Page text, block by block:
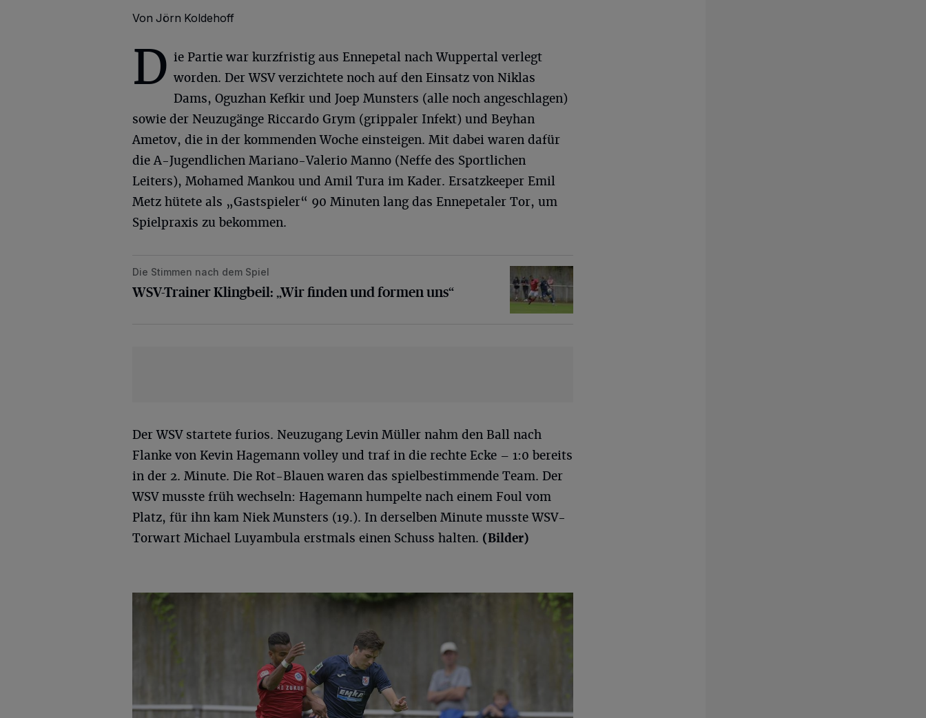
Von Jörn Koldehoff
D ie Partie war kurzfristig aus Ennepetal nach Wuppertal verlegt
worden. Der WSV verzichtete noch auf den Einsatz von Niklas
Dams, Oguzhan Kefkir und Joep Munsters (alle noch angeschlagen)
sowie der Neuzugänge Riccardo Grym (grippaler Infekt) und Beyhan
Ametov, die in der kommenden Woche einsteigen. Mit dabei waren dafür
die A-Jugendlichen Mariano-Valerio Manno (Neffe des Sportlichen
Leiters), Mohamed Mankou und Amil Tura im Kader. Ersatzkeeper Emil
Metz hütete als „Gastspieler“ 90 Minuten lang das Ennepetaler Tor, um
Spielpraxis zu bekommen.
WSV-Trainer Klingbeil: „Wir finden und formen uns“
Die Stimmen nach dem Spiel
WSV-Trainer Klingbeil: „Wir finden und formen uns“
Der WSV startete furios. Neuzugang Levin Müller nahm den Ball nach
Flanke von Kevin Hagemann volley und traf in die rechte Ecke – 1:0 bereits
in der 2. Minute. Die Rot-Blauen waren das spielbestimmende Team. Der
WSV musste früh wechseln: Hagemann humpelte nach einem Foul vom
Platz, für ihn kam Niek Munsters (19.). In derselben Minute musste WSV-
Torwart Michael Luyambula erstmals einen Schuss halten. (Bilder)